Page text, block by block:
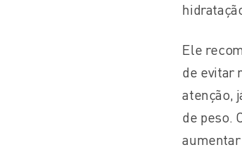
Ele
de evitar
atenção,
de peso.